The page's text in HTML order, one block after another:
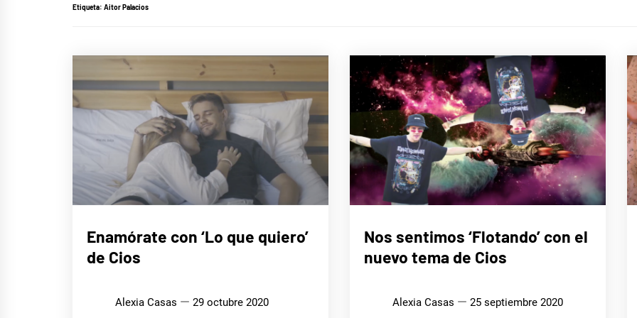
Etiqueta: Aitor Palacios
Enamórate con ‘Lo que quiero’
de Cios
Alexia Casas 29 octubre 2020
Nos sentimos ‘Flotando’ con el
nuevo tema de Cios
Alexia Casas 25 septiembre 2020